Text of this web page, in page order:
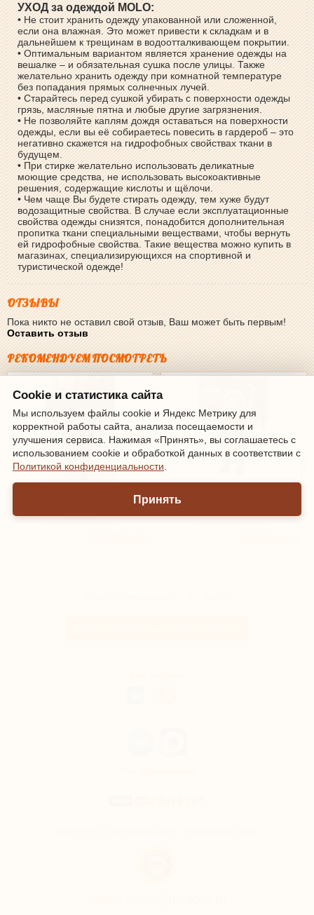
УХОД за одеждой MOLO:
• Не стоит хранить одежду упакованной или сложенной,
если она влажная. Это может привести к складкам и в
дальнейшем к трещинам в водоотталкивающем покрытии.
• Оптимальным вариантом является хранение одежды на
вешалке – и обязательная сушка после улицы. Также
желательно хранить одежду при комнатной температуре
без попадания прямых солнечных лучей.
• Старайтесь перед сушкой убирать с поверхности одежды
грязь, масляные пятна и любые другие загрязнения.
• Не позволяйте каплям дождя оставаться на поверхности
одежды, если вы её собираетесь повесить в гардероб – это
негативно скажется на гидрофобных свойствах ткани в
будущем.
• При стирке желательно использовать деликатные
моющие средства, не использовать высокоактивные
решения, содержащие кислоты и щёлочи.
• Чем чаще Вы будете стирать одежду, тем хуже будут
водозащитные свойства. В случае если эксплуатационные
свойства одежды снизятся, понадобится дополнительная
пропитка ткани специальными веществами, чтобы вернуть
ей гидрофобные свойства. Такие вещества можно купить в
магазинах, специализирующихся на спортивной и
туристической одежде!
ОТЗЫВЫ
Пока никто не оставил свой отзыв, Ваш может быть первым!
Оставить отзыв
РЕКОМЕНДУЕМ ПОСМОТРЕТЬ
5W24N203-9114 (Бесконечный
космос)
Комбинезон зимний Molo Pyxis Fur
5W23N104-6848 (Ancient Time)
Cookie и статистика сайта
Мы используем файлы cookie и Яндекс Метрику для
корректной работы сайта, анализа посещаемости и
улучшения сервиса. Нажимая «Принять», вы соглашаетесь с
использованием cookie и обработкой данных в соответствии с
Политикой конфиденциальности.
Принять